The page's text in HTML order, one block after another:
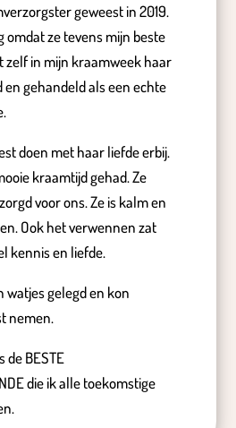
geweest in 2019.
omdat ze tevens mijn beste
zelf in mijn kraamweek haar
en gehandeld als een echte
doen met haar liefde erbij.
kraamtijd gehad. Ze
voor ons. Ze is kalm en
Ook het verwennen zat
kennis en liefde.
watjes gelegd en kon
nemen.
de BESTE
die ik alle toekomstige